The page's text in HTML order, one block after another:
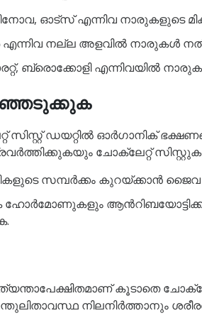
ഓട്സ് എന്നിവ നാരുകളുടെ
നല്ല അളവിൽ നാരുകൾ
ബ്രൊക്കോളി എന്നിവയിൽ
ഡയറ്റിൽ ഓർഗാനിക്
ചോക്ലേറ്റ്
സമ്പർക്കം കുറയ്ക്കാൻ ജൈവ
ഹോർമോണുകളും
കൂടാതെ
നിലനിർത്താനും